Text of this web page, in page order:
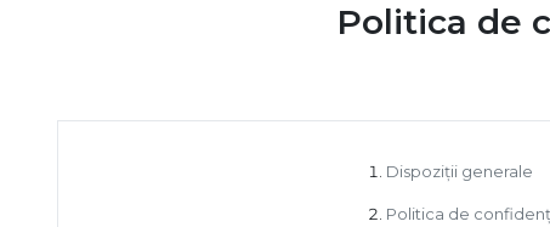
Politica de
Dispoziții generale
Politica de